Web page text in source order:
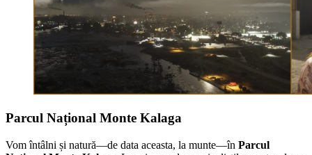
Parcul Național Monte Kalaga
Vom întâlni și natură—de data aceasta, la munte—în Parcul